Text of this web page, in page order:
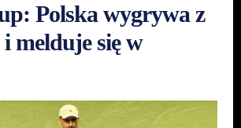
Polska wygrywa z
melduje się w